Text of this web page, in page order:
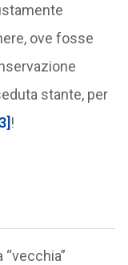
ove fosse
stante, per
!